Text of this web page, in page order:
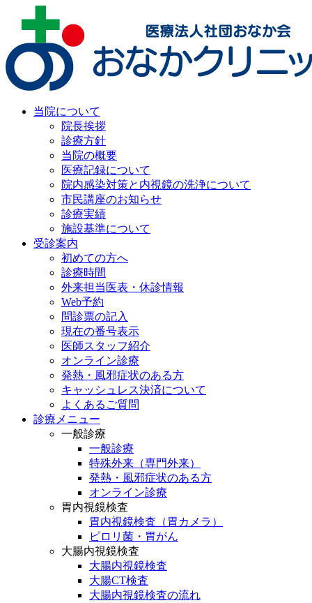
当院について
院長挨拶
診療方針
当院の概要
医療記録について
院内感染対策と内視鏡の洗浄について
市民講座のお知らせ
診療実績
施設基準について
受診案内
初めての方へ
診療時間
外来担当医表・休診情報
Web予約
問診票の記入
現在の番号表示
医師スタッフ紹介
オンライン診療
発熱・風邪症状のある方
キャッシュレス決済について
よくあるご質問
診療メニュー
一般診療
一般診療
特殊外来（専門外来）
発熱・風邪症状のある方
オンライン診療
胃内視鏡検査
胃内視鏡検査（胃カメラ）
ピロリ菌・胃がん
大腸内視鏡検査
大腸内視鏡検査
大腸CT検査
大腸内視鏡検査の流れ